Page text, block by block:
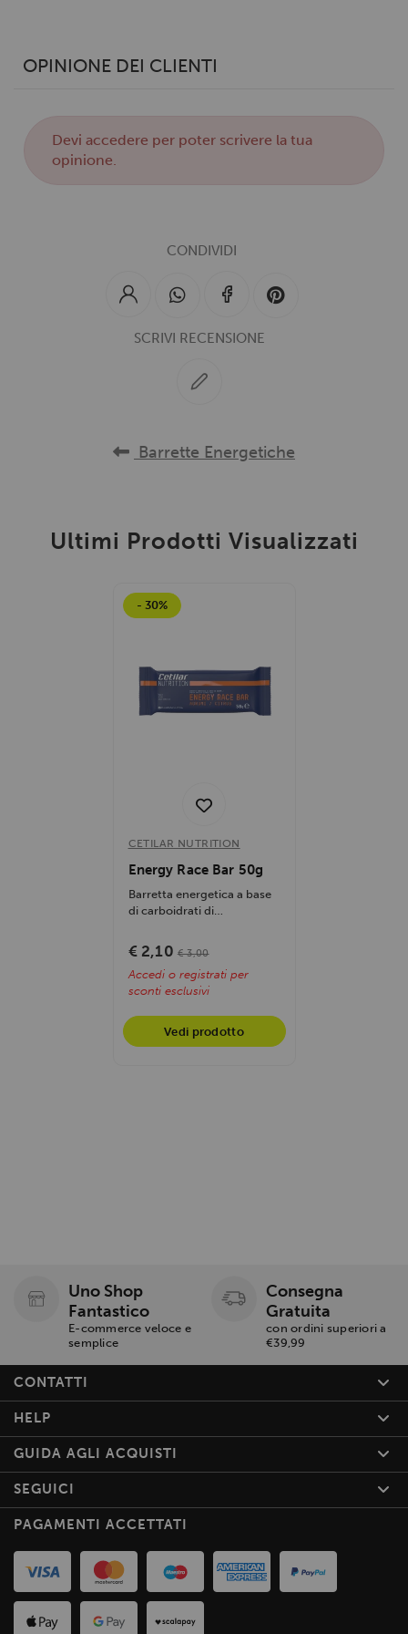
OPINIONE DEI CLIENTI
Deviaccedere per poter scrivere la tua
opinione.
CONDIVIDI
SCRIVI RECENSIONE
Barrette Energetiche
Ultimi Prodotti Visualizzati
- 30%
CETILAR NUTRITION
Energy Race Bar 50g
Barretta energetica a base
di carboidrati di
energia rapida e...
€ 2,10 € 3,00
Accedi o registrati per
sconti esclusivi
Vedi prodotto
Uno Shop
Fantastico
E-commerce veloce e
semplice
Consegna
Gratuita
con ordini superiori a
€39,99
CONTATTI
HELP
GUIDA AGLI ACQUISTI
SEGUICI
PAGAMENTI ACCETTATI